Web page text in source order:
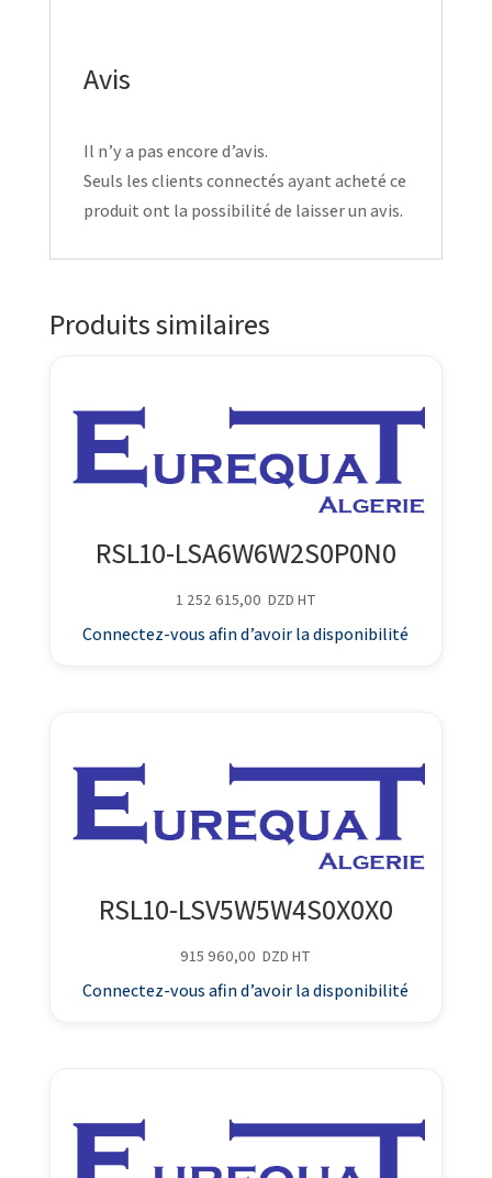
Avis
Il n’y a pas encore d’avis.
Seuls les clients connectés ayant acheté ce
produit ont la possibilité de laisser un avis.
Produits similaires
RSL10-LSA6W6W2S0P0N0
1 252 615,00 DZD HT
Connectez-vous afin d’avoir la disponibilité
RSL10-LSV5W5W4S0X0X0
915 960,00 DZD HT
Connectez-vous afin d’avoir la disponibilité